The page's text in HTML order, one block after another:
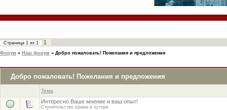
Страница 1 из 1 1
Форум » Наш форум » Добро пожаловать! Пожелания и предложения
Добро пожаловать! Пожелания и предложения
Тема
Интересно Ваше мнение и ваш опыт!
Строительство храма в хуторе